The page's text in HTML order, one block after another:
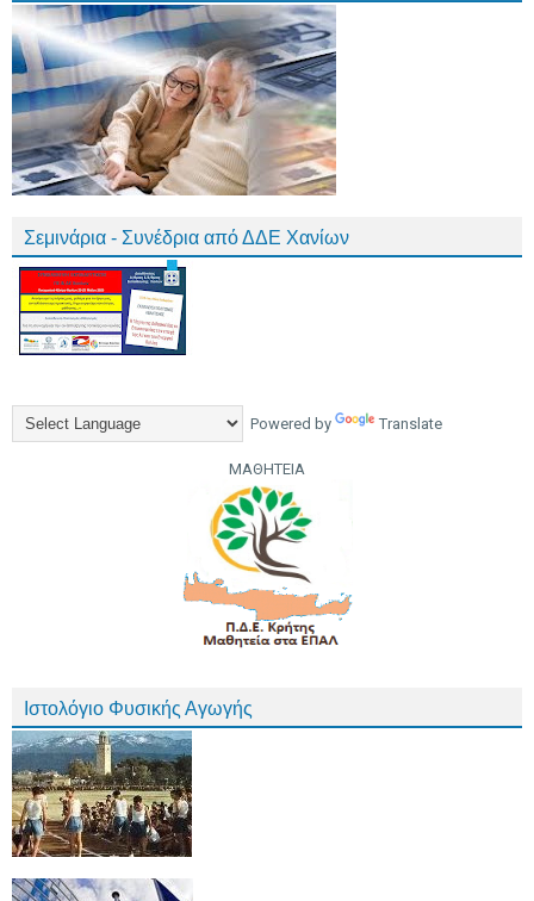
Σεμινάρια - Συνέδρια από ΔΔΕ Χανίων
Powered by Translate
ΜΑΘΗΤΕΙΑ
Ιστολόγιο Φυσικής Αγωγής